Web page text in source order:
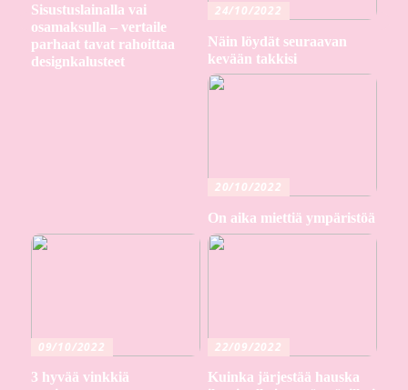
Sisustuslainalla vai
osamaksulla – vertaile
parhaat tavat rahoittaa
designkalusteet
24/10/2022
Näin löydät seuraavan
kevään takkisi
20/10/2022
On aika miettiä ympäristöä
09/10/2022
3 hyvää vinkkiä
22/09/2022
Kuinka järjestää hauska